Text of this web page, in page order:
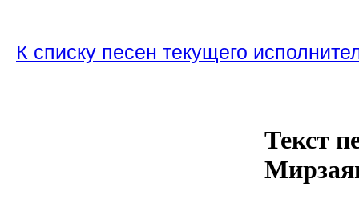
К списку песен текущего
Текст